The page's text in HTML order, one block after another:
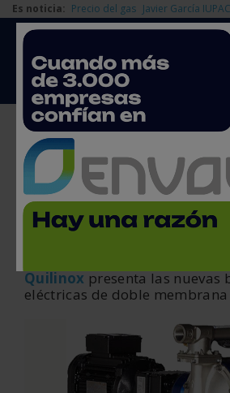
Es noticia: Precio del gas Javier García IUPAC
Redes Sociales
Bomba de doble
4 de mayo, 2017 XML
Quilinox presenta las nuevas
eléctricas de doble membrana